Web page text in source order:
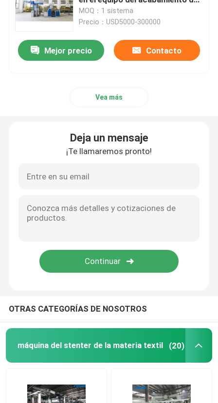
Máquina del marco del bastidor
máquina de teñir de la materia textil
aprestadora del stenter
Relaje una máquina más seca
la materia textil de la industria
textil
MOQ：1 sistema
Precio：USD5000-300000
Mejor precio Contacto
Vea más
Deja un mensaje
¡Te llamaremos pronto!
OTRAS CATEGORÍAS DE NOSOTROS
máquina del stenter de la materia textil (20)